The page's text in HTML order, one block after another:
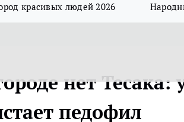
красивых людей 2026
нет Тесака:
педофил